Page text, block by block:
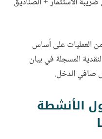
العمليات على أساس
المسجلة في بيان
صافي الدخل.
الأنشطة